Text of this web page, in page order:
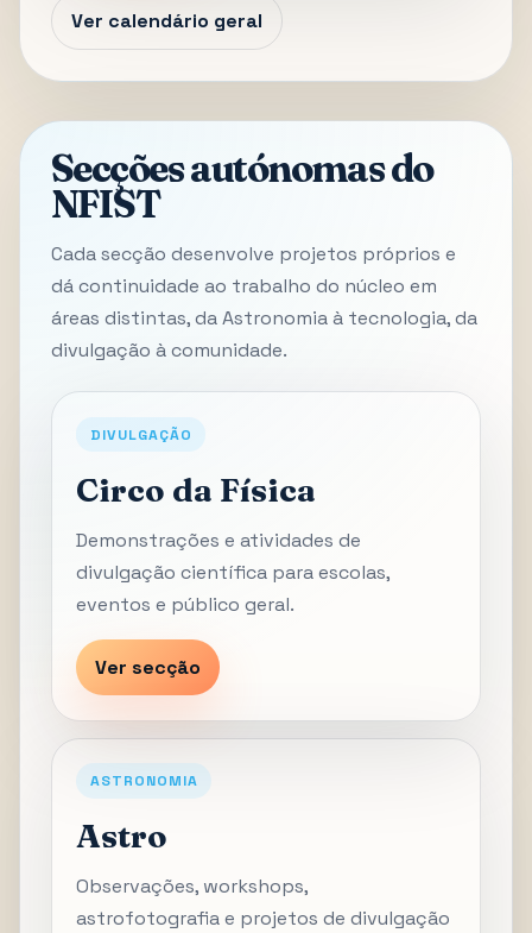
Ver calendário geral
Secções autónomas do
NFIST
Cada secção desenvolve projetos próprios e
dá continuidade ao trabalho do núcleo em
áreas distintas, da Astronomia à tecnologia, da
divulgação à comunidade.
DIVULGAÇÃO
Circo da Física
Demonstrações e atividades de
divulgação científica para escolas,
eventos e público geral.
Ver secção
ASTRONOMIA
Astro
Observações, workshops,
astrofotografia e projetos de divulgação